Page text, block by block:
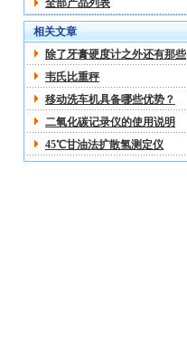
全部产品列表
相关文章
除了牙膏硬度计之外还有那些
关于硬度计的分类
韦氏比重秤
移动洗车机具备哪些优势？
二氧化碳记录仪的使用说明
45℃甘油法扩散氢测定仪